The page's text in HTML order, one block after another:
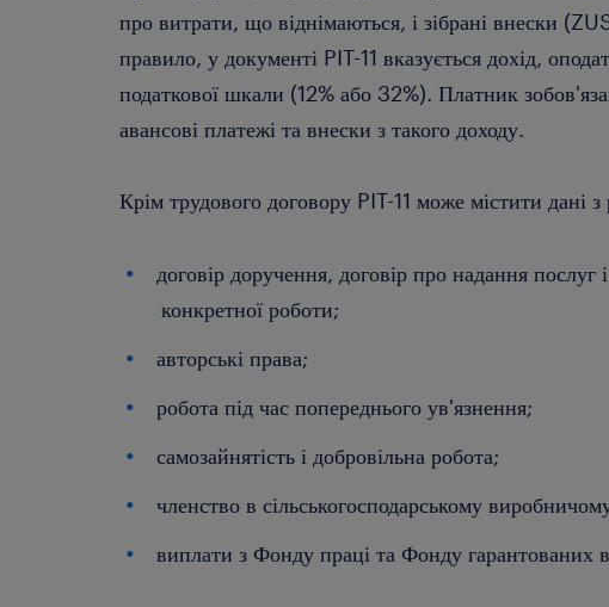
про витрати, що віднімаються, і зібрані внески
правило, у документі PIT-11 вказується дохід,
податкової шкали (12% або 32%). Платник
авансові платежі та внески з такого доходу.
Крім трудового договору PIT-11 може містити дані з
договір доручення, договір про надання послуг
конкретної роботи;
авторські права;
робота під час попереднього ув'язнення;
самозайнятість і добровільна робота;
членство в сільськогосподарському
виплати з Фонду праці та Фонду гарантованих